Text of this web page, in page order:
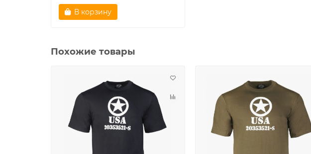
В корзину
Похожие товары